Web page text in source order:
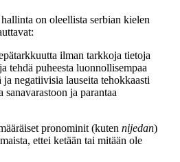
on oleellista serbian kielen
ilman tarkkoja tietoja
tehdä puheesta luonnollisempaa
negatiivisia lauseita tehokkaasti
ja parantaa
pronominit (kuten nijedan)
ettei ketään tai mitään ole